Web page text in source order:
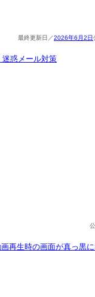
2026年6月2日
迷惑メール対策
再生時の画面が真っ黒